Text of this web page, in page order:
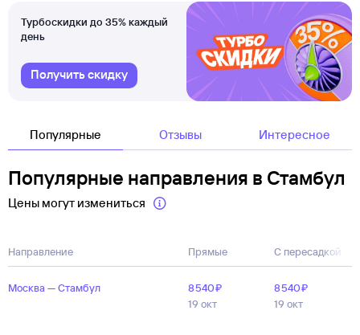
Турбоскидки до 35% каждый
день
Получить скидку
Популярные Отзывы Интересное
Популярные направления в Стамбул
Цены могут измениться
Направление Прямые С пересадкой
Москва — Стамбул
8 ⁠540 ⁠₽
19 окт
8 ⁠540 ⁠₽
19 окт